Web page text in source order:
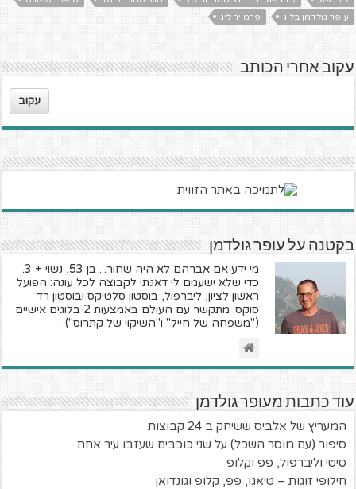
עופר גולדמן בלוג
פרמייר ליג
עקוב אחרי הכותב
עקוב
בקטנה על עופר גולדמן
מי ידע אם אברהם לא היה שחור... בן 53, נשוי + 3.
כדי שלא ישעמם לי דאגתי לקבוצה לכל עונה: הפועל
ראשון לציון, ליברפול, בוסטון סלטיקס ובוסטון רד
סוקס. מתקשר עם העולם באמצעות 2 בלוגים אישיים
("משפחה של חייל" ו"השיקוי של קתרוס").
עוד כתבות מעופר גולדמן
המעריץ של אלביס ששיחק ב 24 קבוצות
סיפור ׁ(עם מוסר השכל) על שני כוכבים שעזבו עיר אחת
סיטי וליברפול, פפ וקלופ
חילופי זוגות – טיאגו, פפ, קלופ וגונדואן